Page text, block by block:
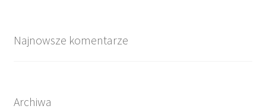
Najnowsze komentarze
Archiwa